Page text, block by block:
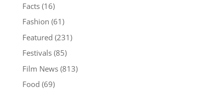
Facts(16)
Fashion (61)
Featured (231)
Festivals(85)
Film News(813)
Food (69)